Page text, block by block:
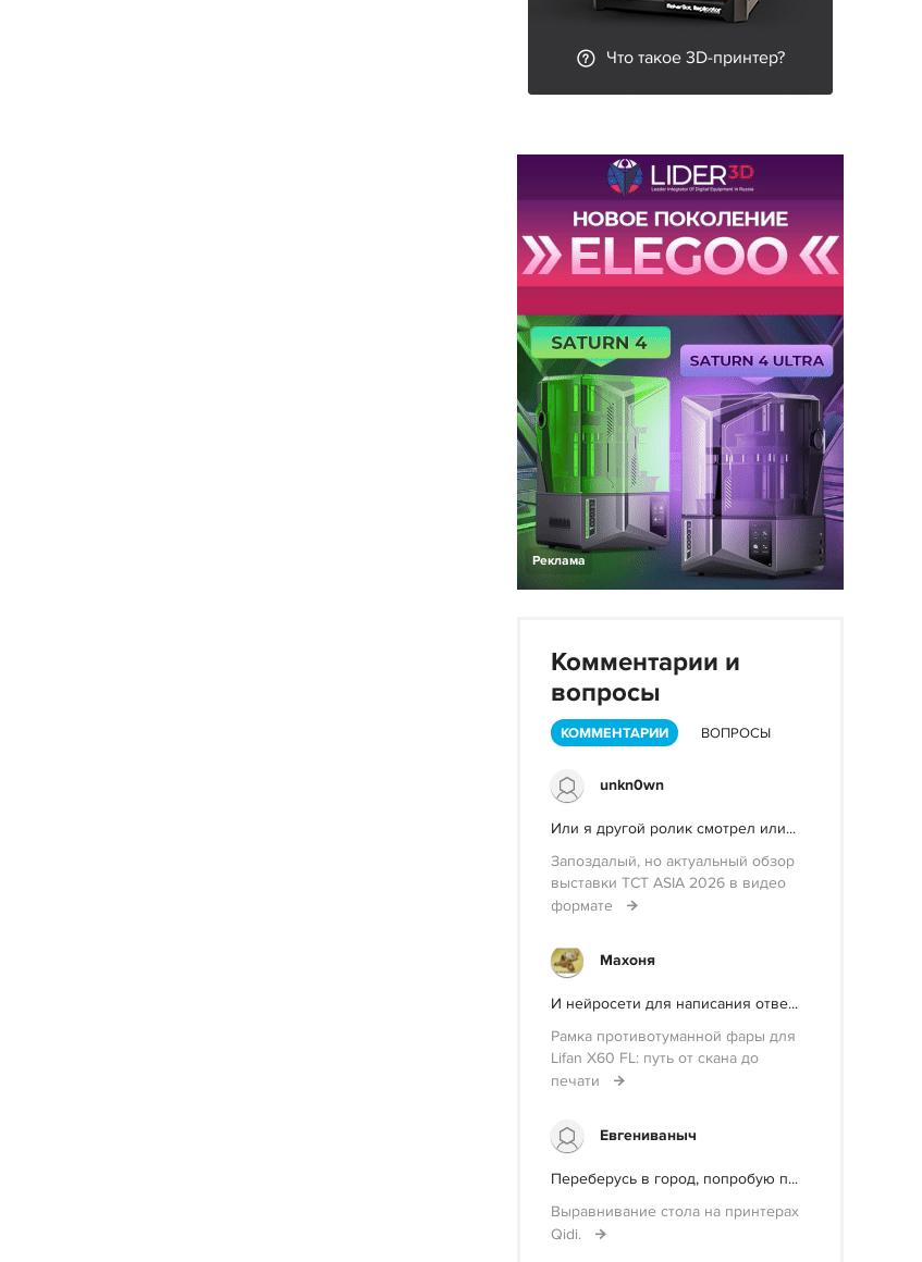
Что такое 3D-принтер?
Реклама
Комментарии и
вопросы
КОММЕНТАРИИ ВОПРОСЫ
unkn0wn
Или я другой ролик смотрел или...
Запоздалый, но актуальный обзор
выставки TCT ASIA 2026 в видео
формате
Махоня
И нейросети для написания отве...
Рамка противотуманной фары для
Lifan X60 FL: путь от скана до
печати
Евгениваныч
Переберусь в город, попробую п...
Выравнивание стола на принтерах
Qidi.